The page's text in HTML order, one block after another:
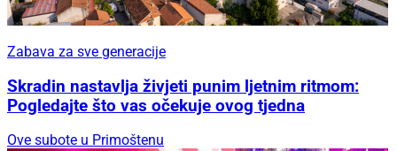
Zabava za sve generacije
Skradin nastavlja živjeti punim ljetnim ritmom:
Pogledajte što vas očekuje ovog tjedna
Ove subote u Primoštenu